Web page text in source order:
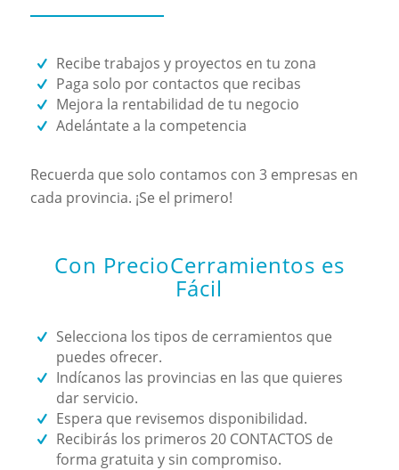
Recibe trabajos y proyectos en tu zona
Paga solo por contactos que recibas
Mejora la rentabilidad de tu negocio
Adelántate a la competencia
Recuerda que solo contamos con 3 empresas en
cada provincia. ¡Se el primero!
Con PrecioCerramientos es
Fácil
Selecciona los tipos de cerramientos que
puedes ofrecer.
Indícanos las provincias en las que quieres
dar servicio.
Espera que revisemos disponibilidad.
Recibirás los primeros 20 CONTACTOS de
forma gratuita y sin compromiso.